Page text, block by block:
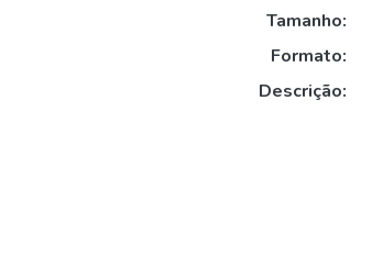
Tamanho:
Formato:
Descrição: